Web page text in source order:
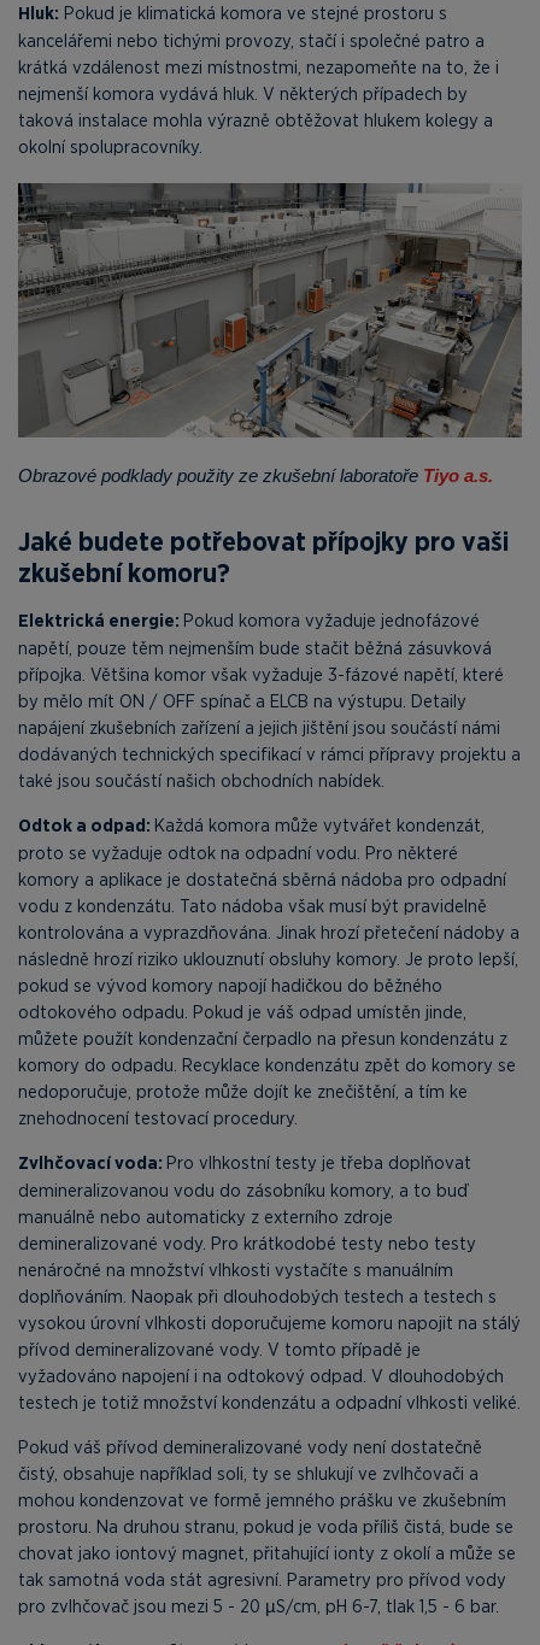
Hluk: Pokud je klimatická komora ve stejné prostoru s
kancelářemi nebo tichými provozy, stačí i společné patro a
krátká vzdálenost mezi místnostmi, nezapomeňte na to, že i
nejmenší komora vydává hluk. V některých případech by
taková instalace mohla výrazně obtěžovat hlukem kolegy a
okolní spolupracovníky.
Obrazové podklady použity ze zkušební laboratoře Tiyo a.s.
Jaké budete potřebovat přípojky pro vaši
zkušební komoru?
Elektrická energie: Pokud komora vyžaduje jednofázové
napětí, pouze těm nejmenším bude stačit běžná zásuvková
přípojka. Většina komor však vyžaduje 3-fázové napětí, které
by mělo mít ON / OFF spínač a ELCB na výstupu. Detaily
napájení zkušebních zařízení a jejich jištění jsou součástí námi
dodávaných technických specifikací v rámci přípravy projektu a
také jsou součástí našich obchodních nabídek.
Odtok a odpad: Každá komora může vytvářet kondenzát,
proto se vyžaduje odtok na odpadní vodu. Pro některé
komory a aplikace je dostatečná sběrná nádoba pro odpadní
vodu z kondenzátu. Tato nádoba však musí být pravidelně
kontrolována a vyprazdňována. Jinak hrozí přetečení nádoby a
následně hrozí riziko uklouznutí obsluhy komory. Je proto lepší,
pokud se vývod komory napojí hadičkou do běžného
odtokového odpadu. Pokud je váš odpad umístěn jinde,
můžete použít kondenzační čerpadlo na přesun kondenzátu z
komory do odpadu. Recyklace kondenzátu zpět do komory se
nedoporučuje, protože může dojít ke znečištění, a tím ke
znehodnocení testovací procedury.
Zvlhčovací voda: Pro vlhkostní testy je třeba doplňovat
demineralizovanou vodu do zásobníku komory, a to buď
manuálně nebo automaticky z externího zdroje
demineralizované vody. Pro krátkodobé testy nebo testy
nenáročné na množství vlhkosti vystačíte s manuálním
doplňováním. Naopak při dlouhodobých testech a testech s
vysokou úrovní vlhkosti doporučujeme komoru napojit na stálý
přívod demineralizované vody. V tomto případě je
vyžadováno napojení i na odtokový odpad. V dlouhodobých
testech je totiž množství kondenzátu a odpadní vlhkosti veliké.
Pokud váš přívod demineralizované vody není dostatečně
čistý, obsahuje například soli, ty se shlukují ve zvlhčovači a
mohou kondenzovat ve formě jemného prášku ve zkušebním
prostoru. Na druhou stranu, pokud je voda příliš čistá, bude se
chovat jako iontový magnet, přitahující ionty z okolí a může se
tak samotná voda stát agresivní. Parametry pro přívod vody
pro zvlhčovač jsou mezi 5 - 20 µS/cm, pH 6-7, tlak 1,5 - 6 bar.